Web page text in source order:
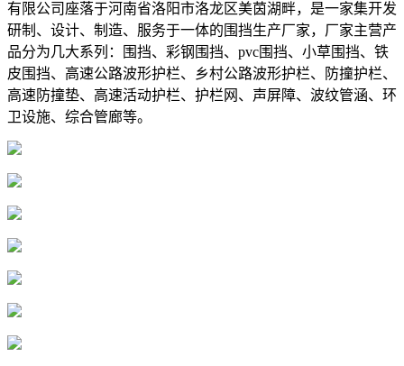
有限公司座落于河南省洛阳市洛龙区美茵湖畔，是一家集开发
研制、设计、制造、服务于一体的围挡生产厂家，厂家主营产
品分为几大系列：围挡、彩钢围挡、pvc围挡、小草围挡、铁
皮围挡、高速公路波形护栏、乡村公路波形护栏、防撞护栏、
高速防撞垫、高速活动护栏、护栏网、声屏障、波纹管涵、环
卫设施、综合管廊等。